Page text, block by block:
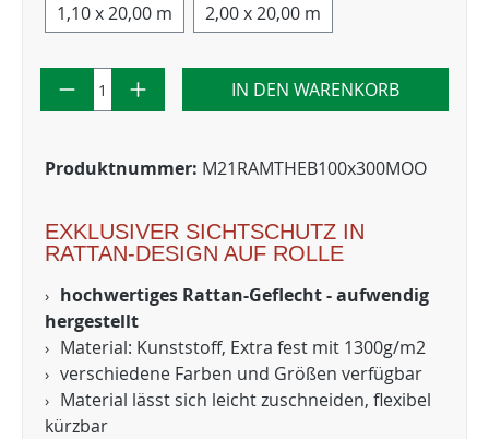
1,10 x 20,00 m
2,00 x 20,00 m
IN DEN WARENKORB
Produktnummer: M21RAMTHEB100x300MOO
EXKLUSIVER SICHTSCHUTZ IN
RATTAN-DESIGN AUF ROLLE
hochwertiges Rattan-Geflecht - aufwendig
hergestellt
Material: Kunststoff, Extra fest mit 1300g/m2
verschiedene Farben und Größen verfügbar
Material lässt sich leicht zuschneiden, flexibel
kürzbar